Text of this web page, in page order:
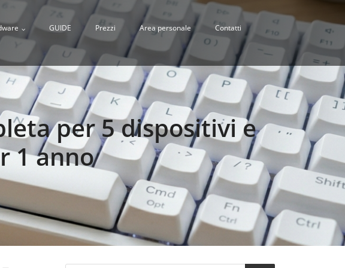
GUIDE Prezzi Area personale Contatti
per 5 dispositivi e
1 anno